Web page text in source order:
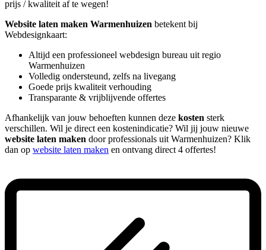
prijs / kwaliteit af te wegen!
Website laten maken Warmenhuizen betekent bij
Webdesignkaart:
Altijd een professioneel webdesign bureau uit regio
Warmenhuizen
Volledig ondersteund, zelfs na livegang
Goede prijs kwaliteit verhouding
Transparante & vrijblijvende offertes
Afhankelijk van jouw behoeften kunnen deze kosten sterk
verschillen. Wil je direct een kostenindicatie? Wil jij jouw nieuwe
website laten maken door professionals uit Warmenhuizen? Klik
dan op website laten maken en ontvang direct 4 offertes!